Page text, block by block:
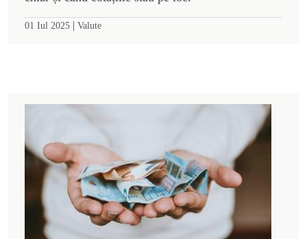
01 Iul 2025 | Valute